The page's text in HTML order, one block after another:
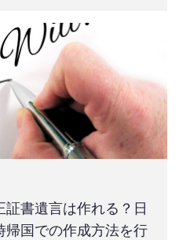
書遺言は作れる？日
帰国での作成方法を行